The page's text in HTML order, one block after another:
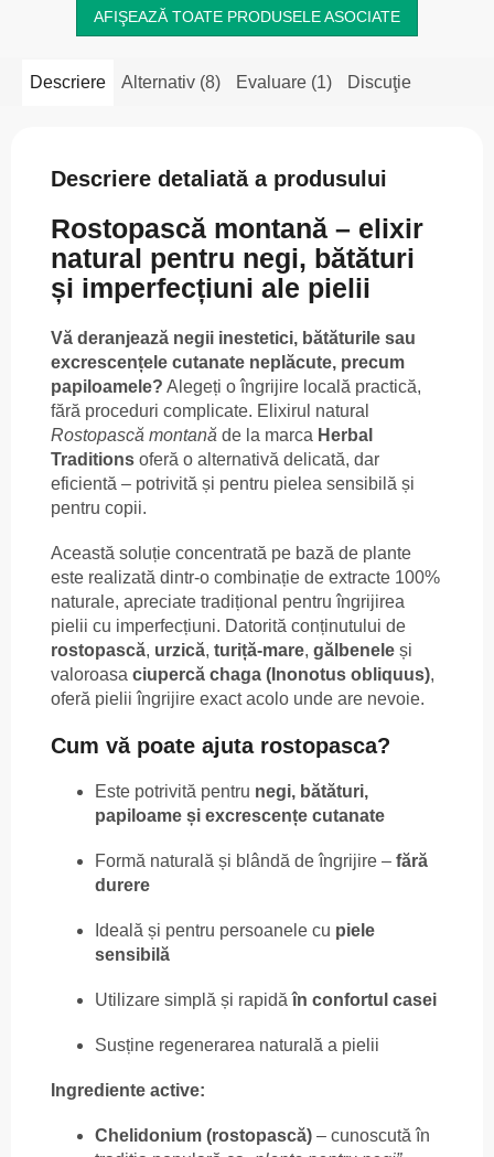
AFIŞEAZĂ TOATE PRODUSELE ASOCIATE
Descriere Alternativ (8) Evaluare (1) Discuţie
Descriere detaliată a produsului
Rostopască montană – elixir
natural pentru negi, bătături
și imperfecțiuni ale pielii
Vă deranjează negii inestetici, bătăturile sau
excrescențele cutanate neplăcute, precum
papiloamele? Alegeți o îngrijire locală practică,
fără proceduri complicate. Elixirul natural
Rostopască montană de la marca Herbal
Traditions oferă o alternativă delicată, dar
eficientă – potrivită și pentru pielea sensibilă și
pentru copii.
Această soluție concentrată pe bază de plante
este realizată dintr-o combinație de extracte 100%
naturale, apreciate tradițional pentru îngrijirea
pielii cu imperfecțiuni. Datorită conținutului de
rostopască, urzică, turiță-mare, gălbenele și
valoroasa ciupercă chaga (Inonotus obliquus),
oferă pielii îngrijire exact acolo unde are nevoie.
Cum vă poate ajuta rostopasca?
Este potrivită pentru negi, bătături,
papiloame și excrescențe cutanate
Formă naturală și blândă de îngrijire – fără
durere
Ideală și pentru persoanele cu piele
sensibilă
Utilizare simplă și rapidăîn confortul casei
Susține regenerarea naturală a pielii
Ingrediente active:
Chelidonium (rostopască) – cunoscută în